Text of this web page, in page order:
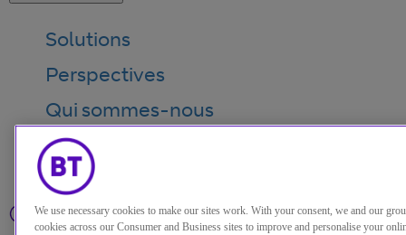
Solutions
Perspectives
Qui sommes-nous
My Account
We use necessary cookies to make our sites work. With your consent, we and our
cookies across our Consumer and Business sites to improve and personalise your